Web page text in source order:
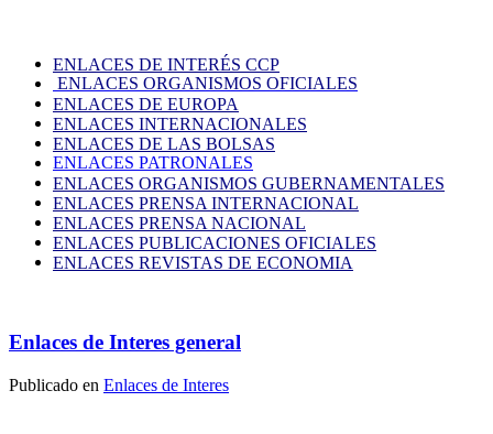
ENLACES DE INTERÉS CCP
ENLACES ORGANISMOS OFICIALES
ENLACES DE EUROPA
ENLACES INTERNACIONALES
ENLACES DE LAS BOLSAS
ENLACES PATRONALES
ENLACES ORGANISMOS GUBERNAMENTALES
ENLACES PRENSA INTERNACIONAL
ENLACES PRENSA NACIONAL
ENLACES PUBLICACIONES OFICIALES
ENLACES REVISTAS DE ECONOMIA
Enlaces de Interes general
Publicado en Enlaces de Interes